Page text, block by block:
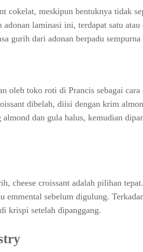
cokelat, meskipun bentuknya tidak
laminasi ini, terdapat satu
gurih dari adonan berpadu
oleh toko roti di Prancis sebagai cara
dibelah, diisi dengan krim
dan gula halus, kemudian
cheese croissant adalah pilihan
emmental sebelum digulung.
krispi setelah dipanggang.